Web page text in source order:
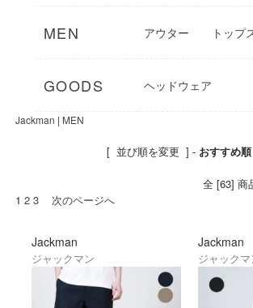
の後ユニフォームやグラブの
けていきます。見栄をはるこ
からの技術と精神を引き継ぎ
打ち上げる"の意味を持ち、そ
ルに由来しています。コンセ
リカンスポーツフリークのワー
こだわりのプロダクツは、熱
カンスポーツの愛好者が愛着
ックし、古いものに新しいも
成させていく…そんなワード
しています。
MEN アウター トップ
GOODS ヘッドウェア
Jackman | MEN
[ 並び順を変更 ] - おすすめ順
全 [63] 商
1 2 3 次のページへ
Jackman
ジャックマン
Jackman
ジャックマ